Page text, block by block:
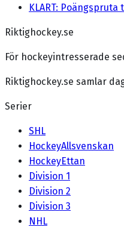
KLART: Poängspruta
Riktighockey.se
För hockeyintresserade
Riktighockey.se samlar
Serier
SHL
HockeyAllsvenskan
HockeyEttan
Division 1
Division 2
Division 3
NHL